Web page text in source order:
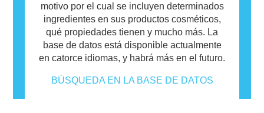
motivo por el cual se incluyen determinados
ingredientes en sus productos cosméticos,
qué propiedades tienen y mucho más. La
base de datos está disponible actualmente
en catorce idiomas, y habrá más en el futuro.
BÚSQUEDA EN LA BASE DE DATOS